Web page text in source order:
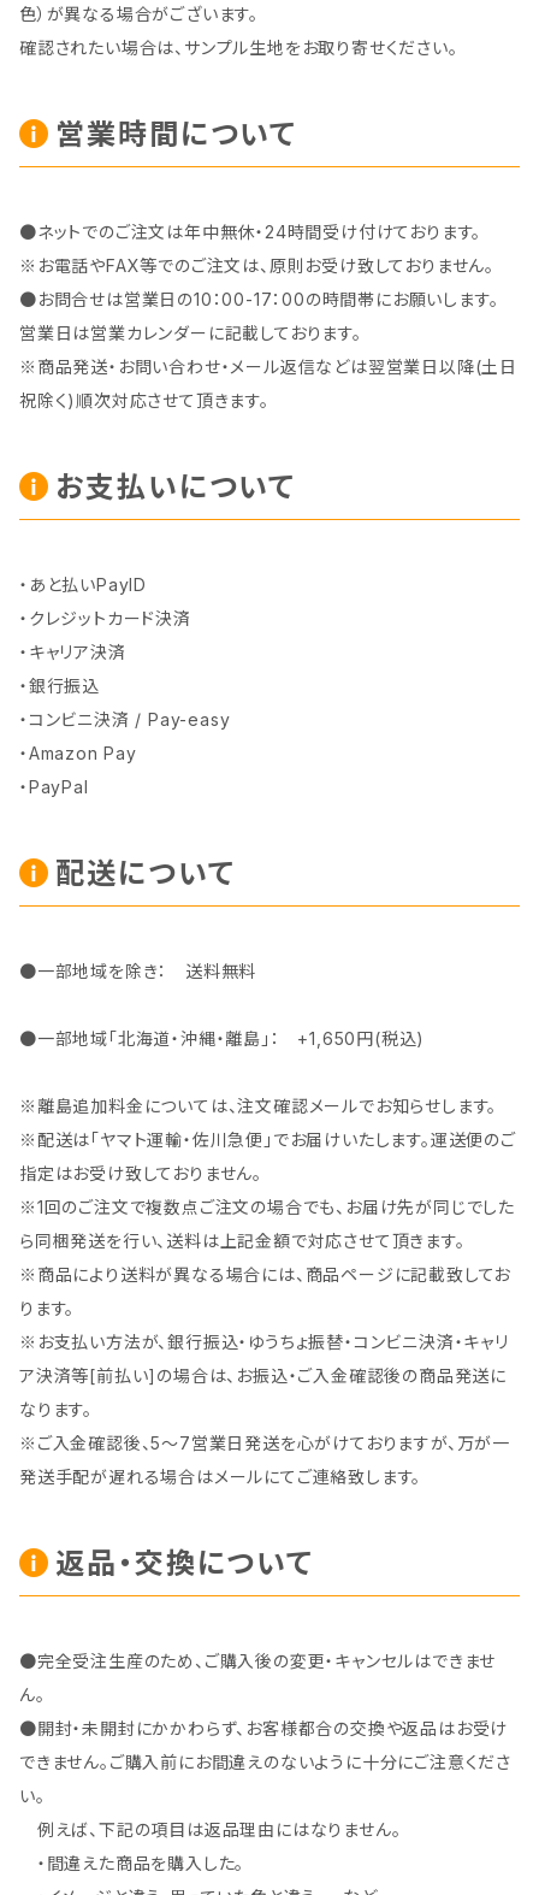
色）が異なる場合がございます。
確認されたい場合は、サンプル生地をお取り寄せください。
営業時間について
●ネットでのご注文は年中無休・24時間受け付けております。
※お電話やFAX等でのご注文は、原則お受け致しておりません。
●お問合せは営業日の10：00-17：00の時間帯にお願いします。
営業日は営業カレンダーに記載しております。
※商品発送・お問い合わせ・メール返信などは翌営業日以降(土日
祝除く)順次対応させて頂きます。
お支払いについて
・あと払いPayID
・クレジットカード決済
・キャリア決済
・銀行振込
・コンビニ決済 / Pay-easy
・Amazon Pay
・PayPal
配送について
●一部地域を除き： 送料無料
●一部地域「北海道・沖縄・離島」： +1,650円(税込)
※離島追加料金については、注文確認メールでお知らせします。
※配送は「ヤマト運輸・佐川急便」でお届けいたします。運送便のご
指定はお受け致しておりません。
※1回のご注文で複数点ご注文の場合でも、お届け先が同じでした
ら同梱発送を行い、送料は上記金額で対応させて頂きます。
※商品により送料が異なる場合には、商品ページに記載致してお
ります。
※お支払い方法が、銀行振込・ゆうちょ振替・コンビニ決済・キャリ
ア決済等[前払い]の場合は、お振込・ご入金確認後の商品発送に
なります。
※ご入金確認後、5～7営業日発送を心がけておりますが、万が一
発送手配が遅れる場合はメールにてご連絡致します。
返品・交換について
●完全受注生産のため、ご購入後の変更・キャンセルはできませ
ん。
●開封・未開封にかかわらず、お客様都合の交換や返品はお受け
できません。ご購入前にお間違えのないように十分にご注意くださ
い。
例えば、下記の項目は返品理由にはなりません。
・間違えた商品を購入した。